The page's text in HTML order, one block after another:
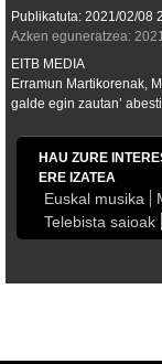
Publikatuta: 2021/02/08
Azken eguneratzea:
EITB MEDIA
Erramun Martikorenak,
galde egin zautan’
HAU ZURE
ERE IZATEA
Euskal musika
Telebista saioak